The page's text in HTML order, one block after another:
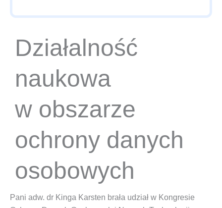
Działalność
naukowa
w obszarze
ochrony danych
osobowych
Pani adw. dr Kinga Karsten brała udział w Kongresie